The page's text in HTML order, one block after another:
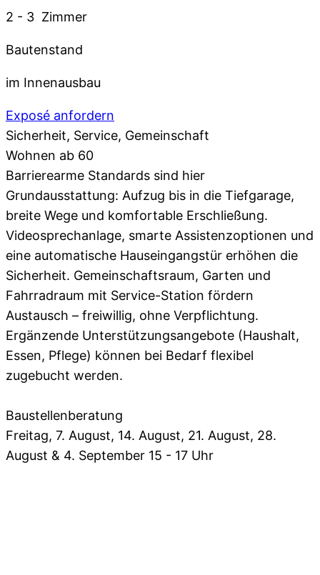
2 - 3 Zimmer
Bautenstand
im Innenausbau
Exposé anfordern
Sicherheit, Service, Gemeinschaft
Wohnen ab 60
Barrierearme Standards sind hier
Grundausstattung: Aufzug bis in die Tiefgarage,
breite Wege und komfortable Erschließung.
Videosprechanlage, smarte Assistenzoptionen und
eine automatische Hauseingangstür erhöhen die
Sicherheit. Gemeinschaftsraum, Garten und
Fahrradraum mit Service-Station fördern
Austausch – freiwillig, ohne Verpflichtung.
Ergänzende Unterstützungsangebote (Haushalt,
Essen, Pflege) können bei Bedarf flexibel
zugebucht werden.
Baustellenberatung
Freitag, 7. August, 14. August, 21. August, 28.
August & 4. September 15 - 17 Uhr